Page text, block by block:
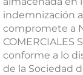
indemnización
compromete a
COMERCIALES
conforme a lo
de la Sociedad